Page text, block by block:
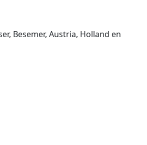
Besemer, Austria, Holland en